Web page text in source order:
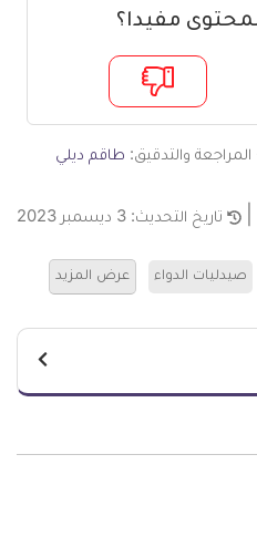
مفيدا؟
المراجعة والتدقيق: طاقم ديلي
تاريخ التحديث: 3 ديسمبر 2023
صيدليات الدواء عرض المزيد